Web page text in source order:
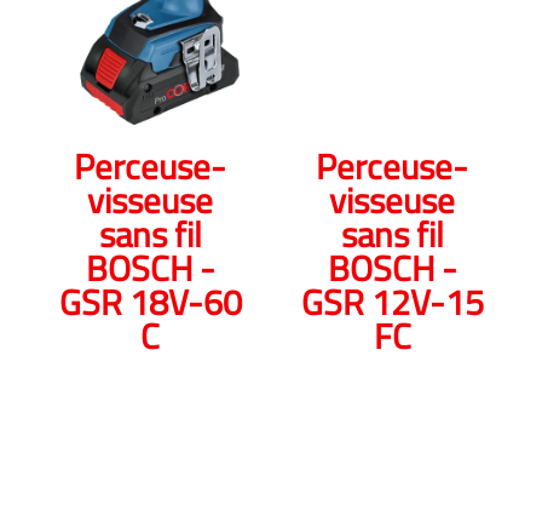
Perceuse-
visseuse
sans fil
BOSCH -
GSR 18V-60
C
Perceuse-
visseuse
sans fil
BOSCH -
GSR 12V-15
FC